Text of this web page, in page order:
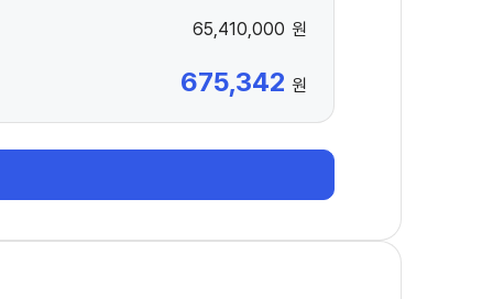
65,410,000 원
675,342 원